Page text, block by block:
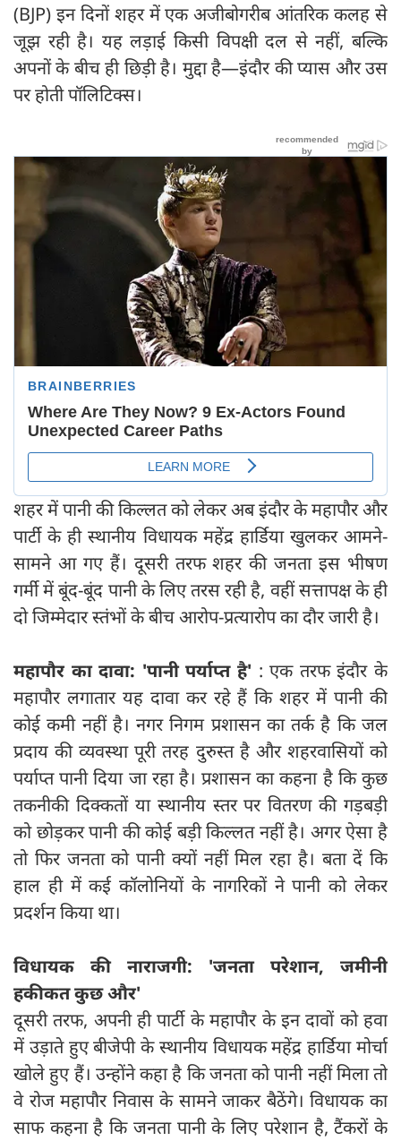
(BJP) इन दिनों शहर में एक अजीबोगरीब आंतरिक कलह से
जूझ रही है। यह लड़ाई किसी विपक्षी दल से नहीं, बल्कि
अपनों के बीच ही छिड़ी है। मुद्दा है—इंदौर की प्यास और उस
पर होती पॉलिटिक्स।
शहर में पानी की किल्लत को लेकर अब इंदौर के महापौर और
पार्टी के ही स्थानीय विधायक महेंद्र हार्डिया खुलकर आमने-
सामने आ गए हैं। दूसरी तरफ शहर की जनता इस भीषण
गर्मी में बूंद-बूंद पानी के लिए तरस रही है, वहीं सत्तापक्ष के ही
दो जिम्मेदार स्तंभों के बीच आरोप-प्रत्यारोप का दौर जारी है।
महापौर का दावा: 'पानी पर्याप्त है' : एक तरफ इंदौर के
महापौर लगातार यह दावा कर रहे हैं कि शहर में पानी की
कोई कमी नहीं है। नगर निगम प्रशासन का तर्क है कि जल
प्रदाय की व्यवस्था पूरी तरह दुरुस्त है और शहरवासियों को
पर्याप्त पानी दिया जा रहा है। प्रशासन का कहना है कि कुछ
तकनीकी दिक्कतों या स्थानीय स्तर पर वितरण की गड़बड़ी
को छोड़कर पानी की कोई बड़ी किल्लत नहीं है। अगर ऐसा है
तो फिर जनता को पानी क्‍यों नहीं मिल रहा है। बता दें कि
हाल ही में कई कॉलोनियों के नागरिकों ने पानी को लेकर
प्रदर्शन किया था।
विधायक की नाराजगी: 'जनता परेशान, जमीनी
हकीकत कुछ और'
दूसरी तरफ, अपनी ही पार्टी के महापौर के इन दावों को हवा
में उड़ाते हुए बीजेपी के स्थानीय विधायक महेंद्र हार्डिया मोर्चा
खोले हुए हैं। उन्‍होंने कहा है कि जनता को पानी नहीं मिला तो
वे रोज महापौर निवास के सामने जाकर बैठेंगे। विधायक का
साफ कहना है कि जनता पानी के लिए परेशान है, टैंकरों के